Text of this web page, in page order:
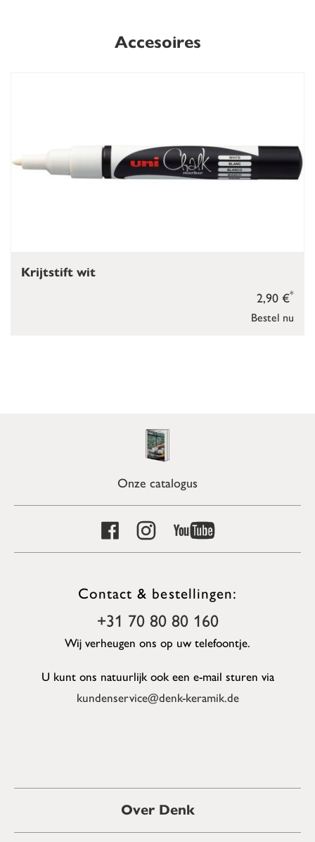
Accesoires
Bestel nu
2,90 €*
Krijtstift wit
Onze catalogus
Contact & bestellingen:
+31 70 80 80 160
Wij verheugen ons op uw telefoontje.
U kunt ons natuurlijk ook een e-mail sturen via
kundenservice@denk-keramik.de
Over Denk